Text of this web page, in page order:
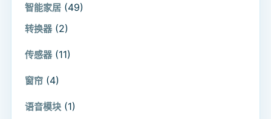
智能家居 (49)
转换器 (2)
传感器 (11)
窗帘 (4)
语音模块 (1)